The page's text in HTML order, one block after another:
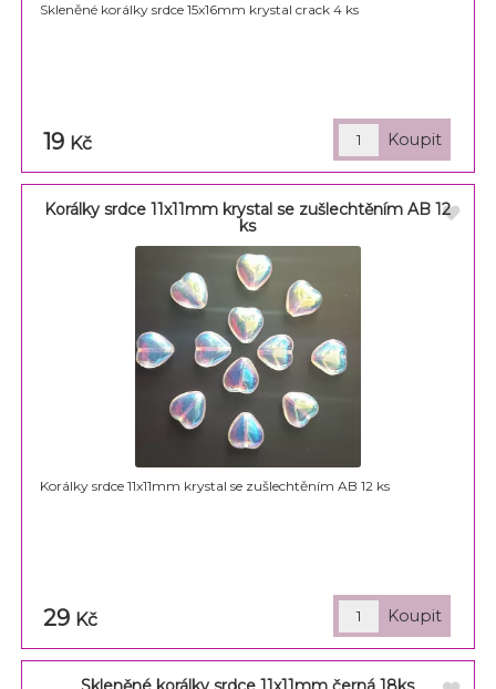
Skleněné korálky srdce 15x16mm krystal crack 4 ks
19 Kč
Korálky srdce 11x11mm krystal se zušlechtěním AB 12
ks
Korálky srdce 11x11mm krystal se zušlechtěním AB 12 ks
29 Kč